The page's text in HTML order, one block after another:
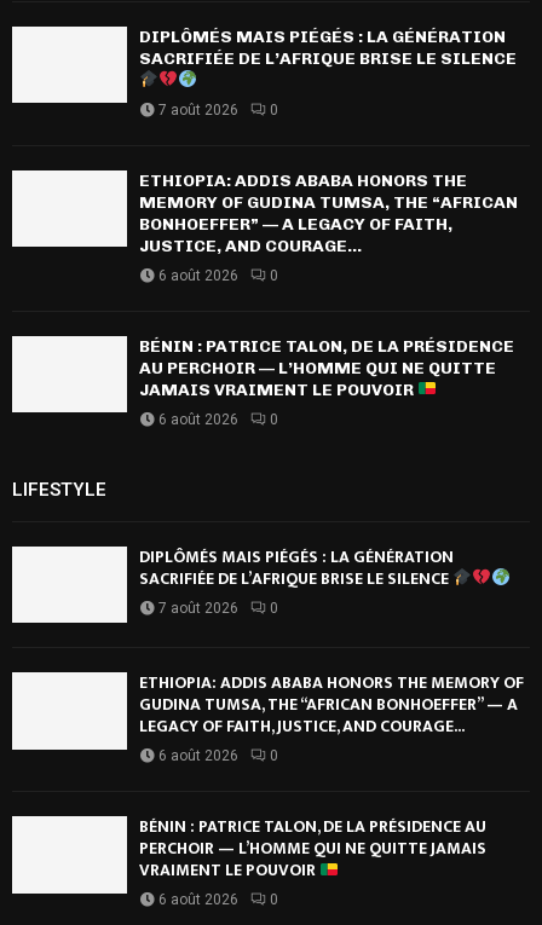
DIPLÔMÉS MAIS PIÉGÉS : LA GÉNÉRATION
SACRIFIÉE DE L’AFRIQUE BRISE LE SILENCE
7 août 2026 0
ETHIOPIA: ADDIS ABABA HONORS THE
MEMORY OF GUDINA TUMSA, THE “AFRICAN
BONHOEFFER” — A LEGACY OF FAITH,
JUSTICE, AND COURAGE...
6 août 2026 0
BÉNIN : PATRICE TALON, DE LA PRÉSIDENCE
AU PERCHOIR — L’HOMME QUI NE QUITTE
JAMAIS VRAIMENT LE POUVOIR
6 août 2026 0
LIFESTYLE
DIPLÔMÉS MAIS PIÉGÉS : LA GÉNÉRATION
SACRIFIÉE DE L’AFRIQUE BRISE LE SILENCE
7 août 2026 0
ETHIOPIA: ADDIS ABABA HONORS THE MEMORY OF
GUDINA TUMSA, THE “AFRICAN BONHOEFFER” — A
LEGACY OF FAITH, JUSTICE, AND COURAGE...
6 août 2026 0
BÉNIN : PATRICE TALON, DE LA PRÉSIDENCE AU
PERCHOIR — L’HOMME QUI NE QUITTE JAMAIS
VRAIMENT LE POUVOIR
6 août 2026 0